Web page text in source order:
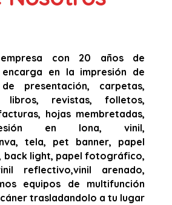
con 20 años de
en la impresión de
presentación, carpetas,
libros, revistas, folletos,
hojas membretadas,
en lona, vinil,
tela, pet banner, papel
back light, papel fotográfico,
reflectivo,vinil arenado,
equipos de multifunción
trasladandolo a tu lugar